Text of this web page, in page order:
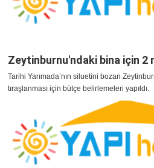
Zeytinburnu'ndaki bina için 2
Tarihi Yarımada’nın siluetini bozan
tıraşlanması için bütçe belirlemeleri yapıldı.